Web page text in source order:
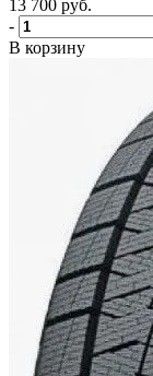
13 700 руб.
-
В корзину